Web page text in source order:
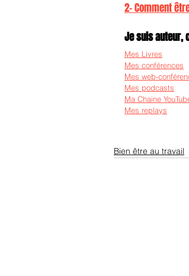
2- Comment
Je suis auteur,
Mes Livres
Mes conférences
Mes web-
Mes podcasts
Ma Chaine
Mes replays
Bien être au travail